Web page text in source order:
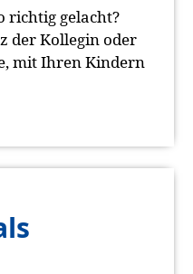
richtig gelacht?
der Kollegin oder
mit Ihren Kindern